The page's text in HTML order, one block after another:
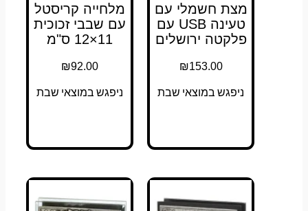
מצת חשמלי עם
טעינה USB עם
פלקטה ירושלים
₪153.00
ניפגש במוצאי שבת
מלחייה קריסטל
עם שבבי זכוכית
11×12 ס"מ
₪92.00
ניפגש במוצאי שבת